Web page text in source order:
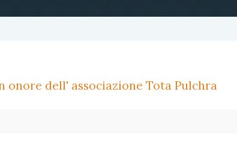
onore dell' associazione Tota Pulchra